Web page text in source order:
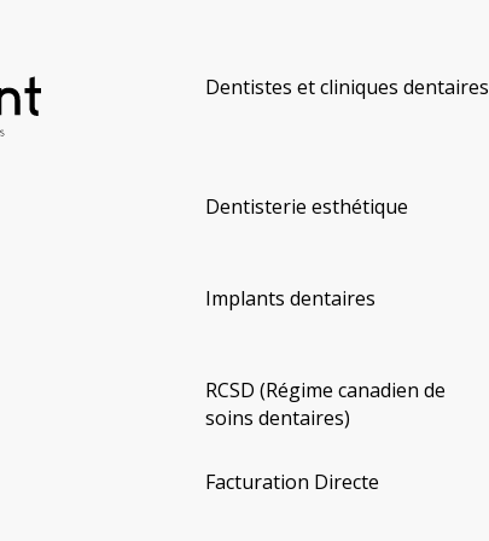
Dentistes et cliniques dentaires
Dentisterie esthétique
Implants dentaires
RCSD (Régime canadien de
soins dentaires)
Facturation Directe